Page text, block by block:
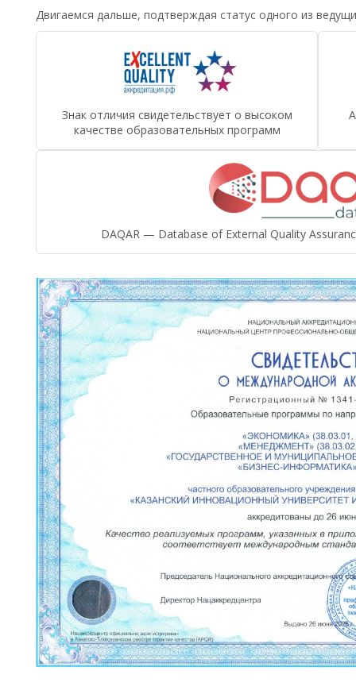
Двигаемся дальше, подтверждая статус одного из
Знак отличия свидетельствует о высоком
качестве образовательных программ
DAQAR — Database of External Quality